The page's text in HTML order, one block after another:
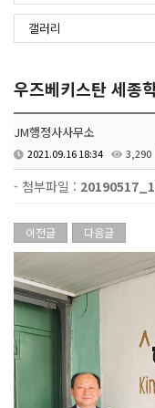
갤러리
우즈베키스탄 세종
JM행정사사무소
2021.09.16 18:34 3,290
- 첨부파일 :
이전글 다음글